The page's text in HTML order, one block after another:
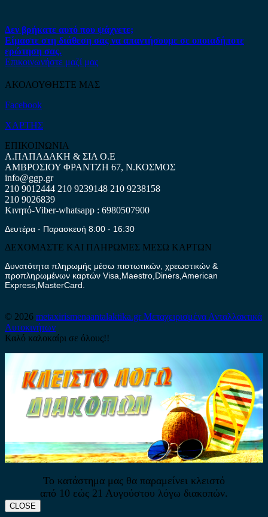
Δεν βρήκατε αυτό που ψάχνετε;
Είμαστε στη διάθεση σας να απαντήσουμε σε οποιαδήποτε
ερώτηση σας.
Επικοινωνήστε μαζί μας
ΑΚΟΛΟΥΘΗΣΤΕ ΜΑΣ
Facebook
ΧΑΡΤΗΣ
ΕΠΙΚΟΙΝΩΝΙΑ
Α.ΠΑΠΑΔΑΚΗ & ΣΙΑ Ο.Ε
ΑΜΒΡΟΣΙΟΥ ΦΡΑΝΤΖΗ 67, Ν.ΚΟΣΜΟΣ
info@ggp.gr
210 9012444 210 9239148 210 9238158
210 9026839
Κινητό-Viber-whatsapp : 6980507900
Δευτέρα - Παρασκευή 8:00 - 16:30
ΔΕΧΟΜΑΣΤΕ ΚΑΙ ΠΛΗΡΩΜΕΣ ΜΕΣΩ ΚΑΡΤΩΝ
Δυνατότητα πληρωμής μέσω πιστωτικών, χρεωστικών &
προπληρωμένων καρτών Visa,Maestro,Diners,American
Express,MasterCard.
© 2026 metaxirismenaantalaktika.grΜεταχειρισμένα Ανταλλακτικά
Αυτοκινήτων
Καλό καλοκαίρι σε όλους!!
Το κατάστημα μας θα παραμείνει κλειστό
από 10 εώς 21 Αυγούστου λόγω διακοπών.
CLOSE